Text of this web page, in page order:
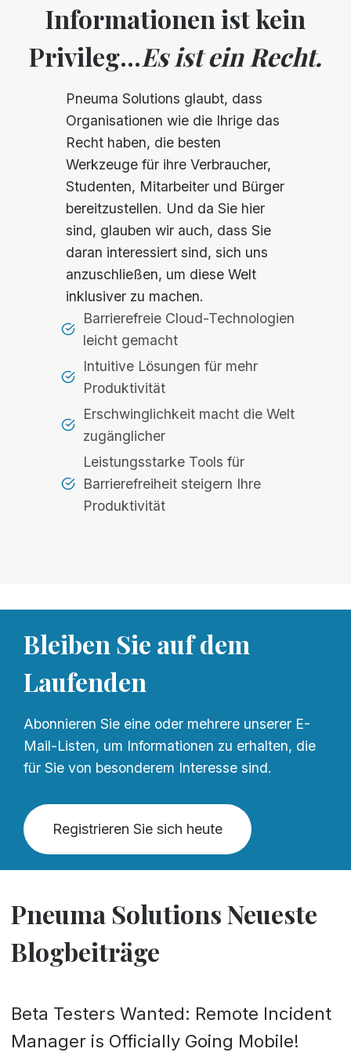
Informationen ist kein
Privileg...Es ist ein Recht.
Pneuma Solutions glaubt, dass
Organisationen wie die Ihrige das
Recht haben, die besten
Werkzeuge für ihre Verbraucher,
Studenten, Mitarbeiter und Bürger
bereitzustellen. Und da Sie hier
sind, glauben wir auch, dass Sie
daran interessiert sind, sich uns
anzuschließen, um diese Welt
inklusiver zu machen.
Barrierefreie Cloud-Technologien
leicht gemacht
Intuitive Lösungen für mehr
Produktivität
Erschwinglichkeit macht die Welt
zugänglicher
Leistungsstarke Tools für
Barrierefreiheit steigern Ihre
Produktivität
Bleiben Sie auf dem
Laufenden
Abonnieren Sie eine oder mehrere unserer E-
Mail-Listen, um Informationen zu erhalten, die
für Sie von besonderem Interesse sind.
Registrieren Sie sich heute
Pneuma Solutions Neueste
Blogbeiträge
Beta Testers Wanted: Remote Incident
Manager is Officially Going Mobile!